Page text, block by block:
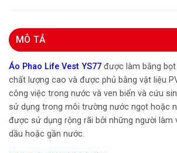
MÔ TẢ
Áo Phao Life Vest YS77 được làm bằng bọt
chất lượng cao và được phủ bằng vật liệu
công việc trong nước và ven biển và cứu
sử dụng trong môi trường nước ngọt hoặc
được sử dụng rộng rãi bởi những người làm
dầu hoặc gần nước.